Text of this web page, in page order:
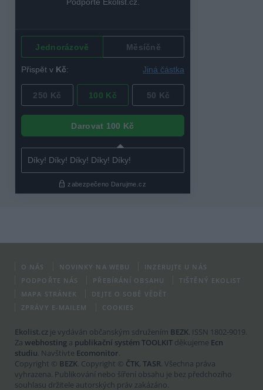
O NÁS NOVINKY NA WEBU
INZERUJTE U NÁS
PODPOŘTE NÁS
PŘEBÍRÁNÍ OBSAHU
TIŠTĚNÝ EKOLIST
MAPA STRÁNEK
DEJTE O SOBĚ VĚDĚT
ZPRÁVY E-MAILEM
COOKIES
Ekolist.cz je vydáván občanským sdružením BEZK. ISSN 1802-9019.
Za webhosting a publikační systém TOOLKIT děkujeme Ecn
studiu. Navštivte Ecomonitor.
Copyright © BEZK. Copyright © ČTK, TASR. Všechna práva
vyhrazena. Publikování nebo šíření obsahu je bez předchozího
souhlasu držitele autorských práv zakázáno.